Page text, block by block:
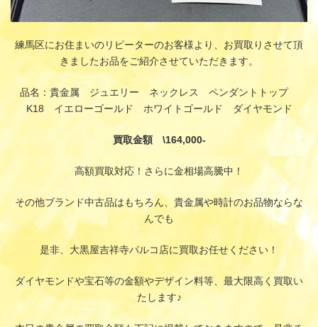
練馬区にお住まいのリピーターのお客様より、お買取りさせて頂
きましたお品をご紹介させていただきます。
品名：貴金属 ジュエリー ネックレス ペンダントトップ
K18 イエローゴールド ホワイトゴールド ダイヤモンド
買取金額 \164,000-
高額買取対応！さらに金相場高騰中！
その他ブランド中古品はもちろん、貴金属や時計のお品物ならな
んでも
是非、大黒屋吉祥寺パルコ店に買取お任せください！
ダイヤモンドや宝石等の金額やデザイン料等、最大限高く買取い
たします♪